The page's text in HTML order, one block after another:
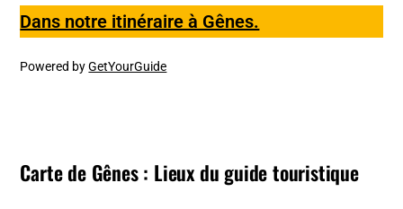
Dans notre itinéraire à Gênes.
Powered byGetYourGuide
Carte de Gênes : Lieux du guide touristique